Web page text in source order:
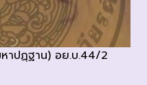
ปฏฺฐาน) อย.บ.44/2